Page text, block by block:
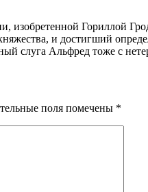
и достигший
слуга Альфред тоже с
поля помечены *